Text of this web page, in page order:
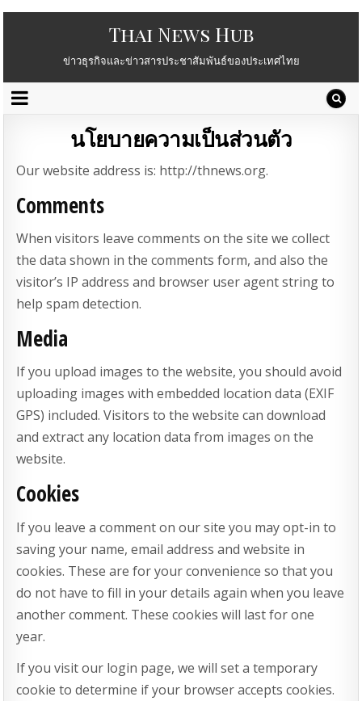
Thai News Hub
ข่าวธุรกิจและข่าวสารประชาสัมพันธ์ของประเทศไทย
นโยบายความเป็นส่วนตัว
Our website address is: http://thnews.org.
Comments
When visitors leave comments on the site we collect
the data shown in the comments form, and also the
visitor’s IP address and browser user agent string to
help spam detection.
Media
If you upload images to the website, you should avoid
uploading images with embedded location data (EXIF
GPS) included. Visitors to the website can download
and extract any location data from images on the
website.
Cookies
If you leave a comment on our site you may opt-in to
saving your name, email address and website in
cookies. These are for your convenience so that you
do not have to fill in your details again when you leave
another comment. These cookies will last for one
year.
If you visit our login page, we will set a temporary
cookie to determine if your browser accepts cookies.